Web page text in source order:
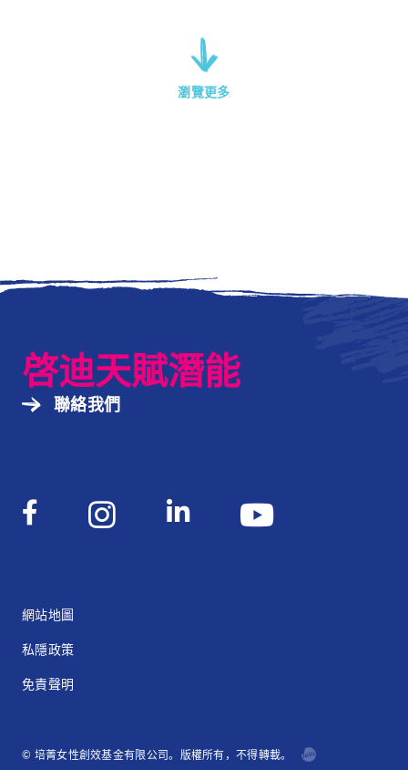
瀏覽更多
啓迪天賦潛能
聯絡我們
網站地圖
私隱政策
免責聲明
© 培菁女性創效基金有限公司。版權所有，不得轉載。